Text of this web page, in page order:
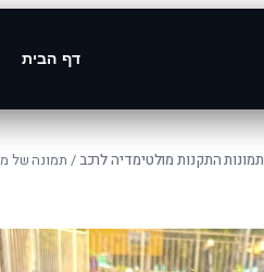
דף הבית
תמונות התקנות מולטימדיה לרכב/ תמונה של